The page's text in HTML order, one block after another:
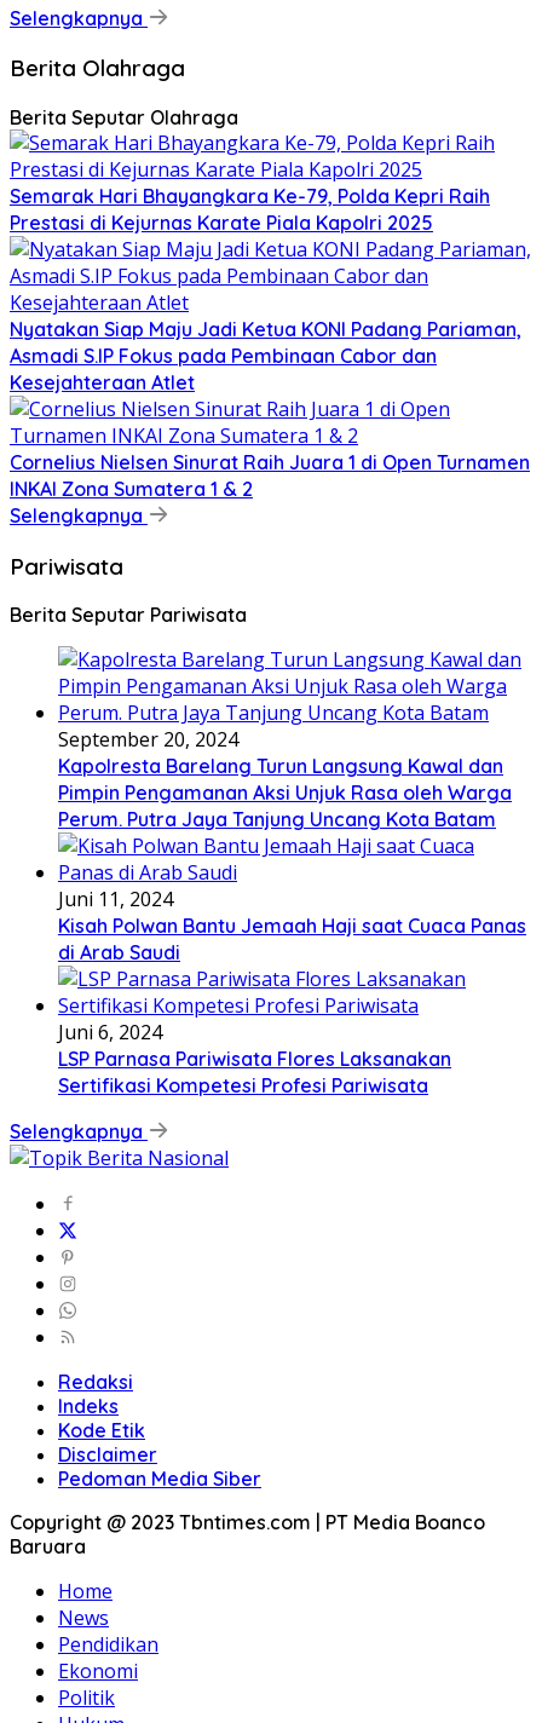
Selengkapnya
Berita Olahraga
Berita Seputar Olahraga
Semarak Hari Bhayangkara Ke-79, Polda Kepri Raih
Prestasi di Kejurnas Karate Piala Kapolri 2025
Nyatakan Siap Maju Jadi Ketua KONI Padang Pariaman,
Asmadi S.IP Fokus pada Pembinaan Cabor dan
Kesejahteraan Atlet
Cornelius Nielsen Sinurat Raih Juara 1 di Open Turnamen
INKAI Zona Sumatera 1 & 2
Selengkapnya
Pariwisata
Berita Seputar Pariwisata
September 20, 2024
Kapolresta Barelang Turun Langsung Kawal dan
Pimpin Pengamanan Aksi Unjuk Rasa oleh Warga
Perum. Putra Jaya Tanjung Uncang Kota Batam
Juni 11, 2024
Kisah Polwan Bantu Jemaah Haji saat Cuaca Panas
di Arab Saudi
Juni 6, 2024
LSP Parnasa Pariwisata Flores Laksanakan
Sertifikasi Kompetesi Profesi Pariwisata
Selengkapnya
Redaksi
Indeks
Kode Etik
Disclaimer
Pedoman Media Siber
Copyright @ 2023 Tbntimes.com | PT Media Boanco
Baruara
Home
News
Pendidikan
Ekonomi
Politik